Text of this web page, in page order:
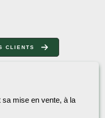
CLIENTS
mise en vente, à la